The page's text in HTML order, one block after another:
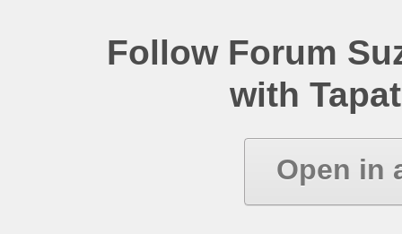
Follow Forum
with
Open in